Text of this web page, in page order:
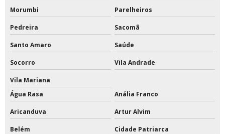
Tinta de poliuretano para piso
Tinta de poliuretano para piso externo
Tinta epóxi a base de solvente com catalisador
Tinta epóxi área externa
Tinta epóxi base solvente
Morumbi Parelheiros
Pedreira Sacomã
Santo Amaro Saúde
Socorro Vila Andrade
Vila Mariana
Água Rasa
Anália Franco
Aricanduva Artur Alvim
Belém Cidade Patriarca